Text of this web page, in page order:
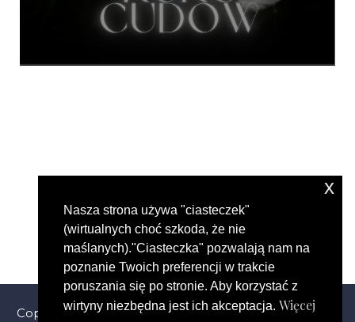
Copyright © 2024 Advans Language School. All Rights
Nasza strona używa "ciasteczek"
(wirtualnych choć szkoda, że nie
maślanych)."Ciasteczka" pozwalają nam na
poznanie Twoich preferencji w trakcie
poruszania się po stronie. Aby korzystać z
wirtyny niezbędna jest ich akceptacja. Więcej
x